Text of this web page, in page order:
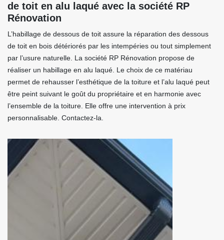
de toit en alu laqué avec la société RP
Rénovation
L’habillage de dessous de toit assure la réparation des dessous
de toit en bois détériorés par les intempéries ou tout simplement
par l’usure naturelle. La société RP Rénovation propose de
réaliser un habillage en alu laqué. Le choix de ce matériau
permet de rehausser l’esthétique de la toiture et l’alu laqué peut
être peint suivant le goût du propriétaire et en harmonie avec
l’ensemble de la toiture. Elle offre une intervention à prix
personnalisable. Contactez-la.